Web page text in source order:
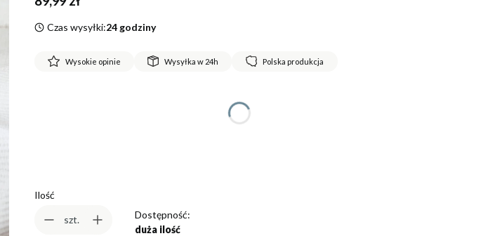
Czas wysyłki:24 godziny
Wysokie opinie Wysyłka w 24h Polska produkcja
Ilość
szt.
Dostępność:
duża ilość